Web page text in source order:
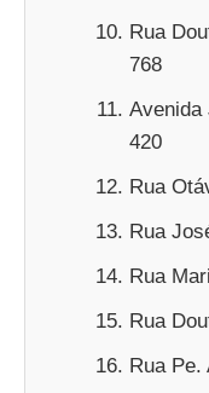
Rua
768
Avenida
420
Rua
Rua
Rua
Rua
Rua Pe.